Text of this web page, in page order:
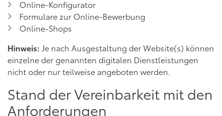
Online-Konfigurator
Formulare zur Online-Bewerbung
Online-Shops
Hinweis: Je nach Ausgestaltung der Website(s) können
einzelne der genannten digitalen Dienstleistungen
nicht oder nur teilweise angeboten werden.
Stand der Vereinbarkeit mit den
Anforderungen